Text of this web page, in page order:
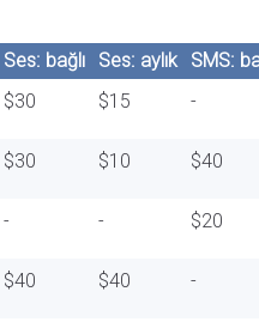
Ses: bağlı Ses: aylık SMS:
$30 $15 -
$30 $10 $40
- - $20
$40 $40 -